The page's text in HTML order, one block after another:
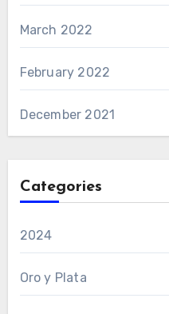
March 2022
February 2022
December 2021
Categories
2024
Oro y Plata